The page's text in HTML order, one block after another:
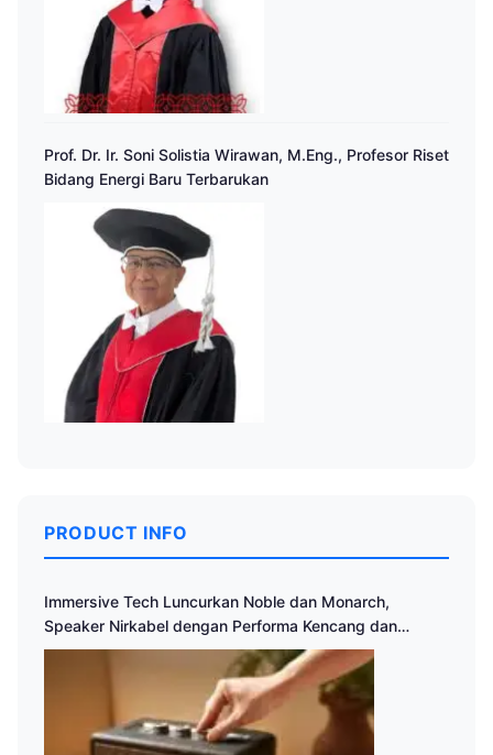
Prof. Dr. Ir. Soni Solistia Wirawan, M.Eng., Profesor Riset
Bidang Energi Baru Terbarukan
PRODUCT INFO
Immersive Tech Luncurkan Noble dan Monarch,
Speaker Nirkabel dengan Performa Kencang dan
Desain Klasik